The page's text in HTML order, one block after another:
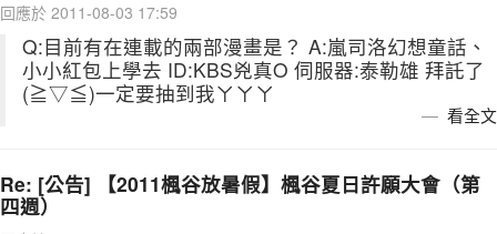
回應於 2011-08-03 17:59
Q:目前有在連載的兩部漫畫是？ A:嵐司洛幻想童話、
小小紅包上學去 ID:KBS兇真O 伺服器:泰勒雄 拜託了
(≧▽≦)一定要抽到我ㄚㄚㄚ
看全文
Re: [公告] 【2011楓谷放暑假】楓谷夏日許願大會（第
四週）